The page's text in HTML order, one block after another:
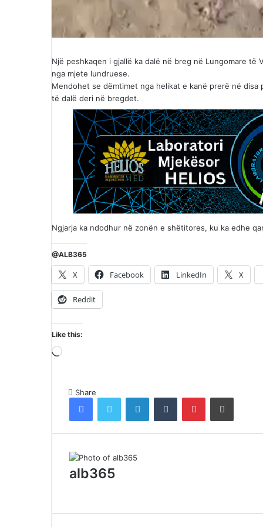
Një peshkaqen i gjallë ka dalë në breg në Lungomare
nga mjete lundruese.
Mendohet se dëmtimet nga helikat e kanë prerë në
të dalë deri në bregdet.
Ngjarja ka ndodhur në zonën e shëtitores, ku ka edhe
@ALB365
X Facebook LinkedIn X
Reddit
Like this:
Loading…
ShareFacebookTwitter LinkedInTumblr PinterestShare via Email
alb365